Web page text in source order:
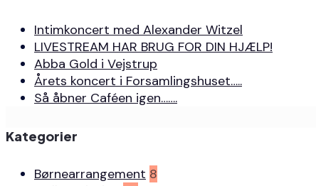
Intimkoncert med Alexander Witzel
LIVESTREAM HAR BRUG FOR DIN HJÆLP!
Abba Gold i Vejstrup
Årets koncert i Forsamlingshuset…..
Så åbner Caféen igen…….
Kategorier
Børnearrangement 8